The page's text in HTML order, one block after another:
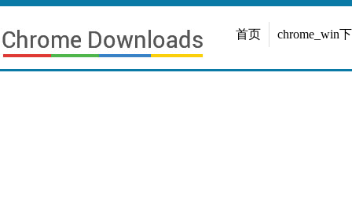
首页 chrome_win